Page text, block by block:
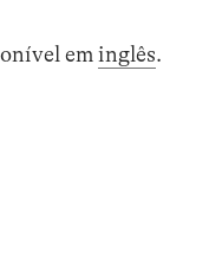
eminglês.